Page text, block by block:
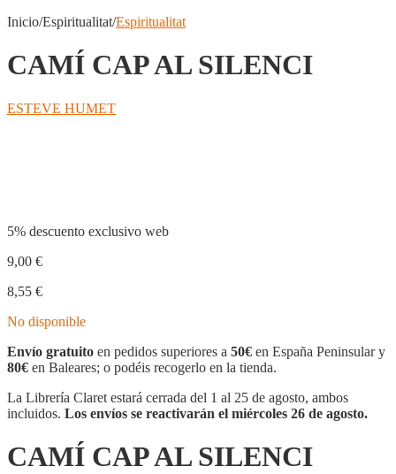
Inicio/Espiritualitat/Espiritualitat
CAMÍ CAP AL SILENCI
ESTEVE HUMET
5% descuento exclusivo web
9,00 €
8,55 €
No disponible
Envío gratuito en pedidos superiores a 50€ en España Peninsular y
80€ en Baleares; o podéis recogerlo en la tienda.
La Librería Claret estará cerrada del 1 al 25 de agosto, ambos
incluidos. Los envíos se reactivarán el miércoles 26 de agosto.
CAMÍ CAP AL SILENCI